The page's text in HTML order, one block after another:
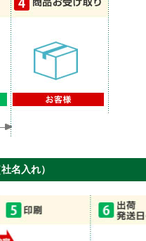
名入れ）